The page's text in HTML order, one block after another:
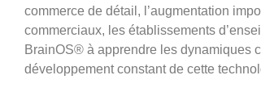
commerce de détail, l’augmentation
commerciaux, les établissements
BrainOS® à apprendre les dynamiques
développement constant de cette